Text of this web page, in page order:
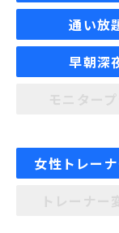
通い放
早朝深
女性トレー